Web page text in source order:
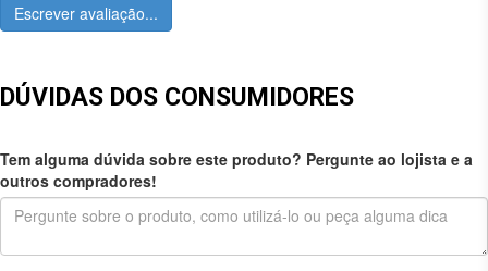
Escrever avaliação...
DÚVIDAS DOS CONSUMIDORES
Tem alguma dúvida sobre este produto? Pergunte ao lojista e a
outros compradores!